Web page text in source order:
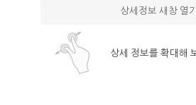
상세정보 새창 열기
상세 정보를 확대해